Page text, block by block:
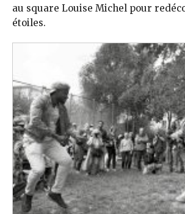
au square Louise Michel pour
étoiles.